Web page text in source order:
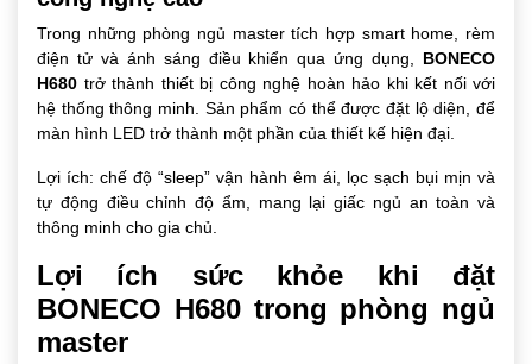
Trong những phòng ngủ master tích hợp smart home, rèm
điện tử và ánh sáng điều khiển qua ứng dụng, BONECO
H680 trở thành thiết bị công nghệ hoàn hảo khi kết nối với
hệ thống thông minh. Sản phẩm có thể được đặt lộ diện, để
màn hình LED trở thành một phần của thiết kế hiện đại.
Lợi ích: chế độ “sleep” vận hành êm ái, lọc sạch bụi mịn và
tự động điều chỉnh độ ẩm, mang lại giấc ngủ an toàn và
thông minh cho gia chủ.
Lợi ích sức khỏe khi đặt
BONECO H680 trong phòng ngủ
master